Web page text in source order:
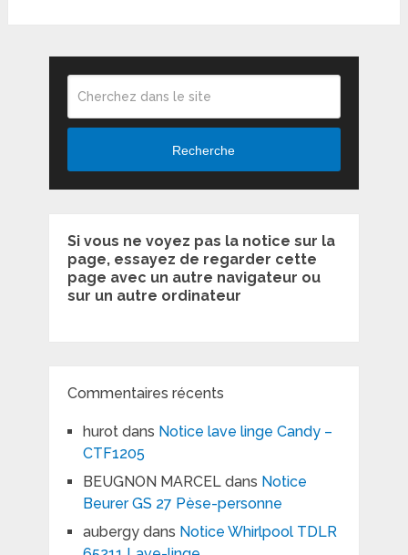
Recherche
Si vous ne voyez pas la notice sur la
page, essayez de regarder cette
page avec un autre navigateur ou
sur un autre ordinateur
Commentaires récents
hurotdans Notice lave linge Candy –
CTF1205
BEUGNON MARCELdans Notice
Beurer GS 27 Pèse-personne
aubergydans Notice Whirlpool TDLR